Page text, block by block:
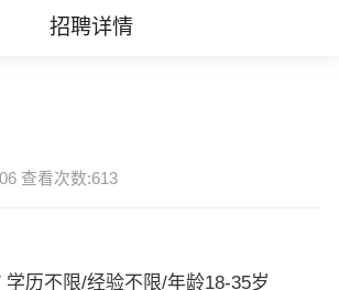
招聘详情
查看次数:613
学历不限/经验不限/年龄18-35岁